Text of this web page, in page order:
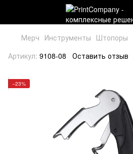
Мерч Инструменты Штопоры
Артикул: 9108-08 Оставить отзыв
−23%